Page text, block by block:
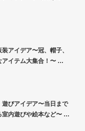
アイデア〜冠、帽子、
イテム大集合！〜
びアイデア〜当日まで
内遊びや絵本など〜